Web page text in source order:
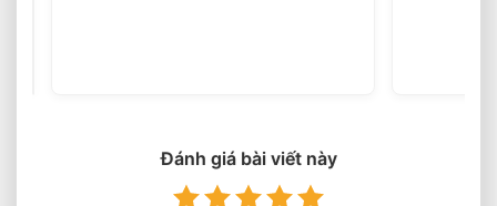
Đánh giá bài viết này